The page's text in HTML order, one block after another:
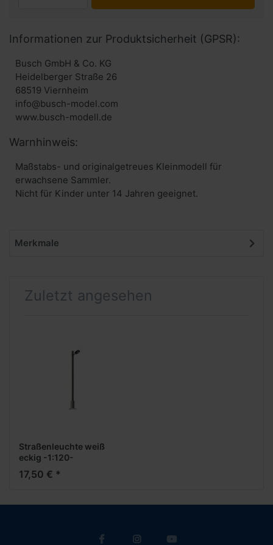
Informationen zur Produktsicherheit (GPSR):
Busch GmbH & Co. KG
Heidelberger Straße 26
68519 Viernheim
info@busch-model.com
www.busch-modell.de
Warnhinweis:
Maßstabs- und originalgetreues Kleinmodell für
erwachsene Sammler.
Nicht für Kinder unter 14 Jahren geeignet.
Merkmale
Zuletzt angesehen
Straßenleuchte weiß
eckig -1:120-
17,50 € *